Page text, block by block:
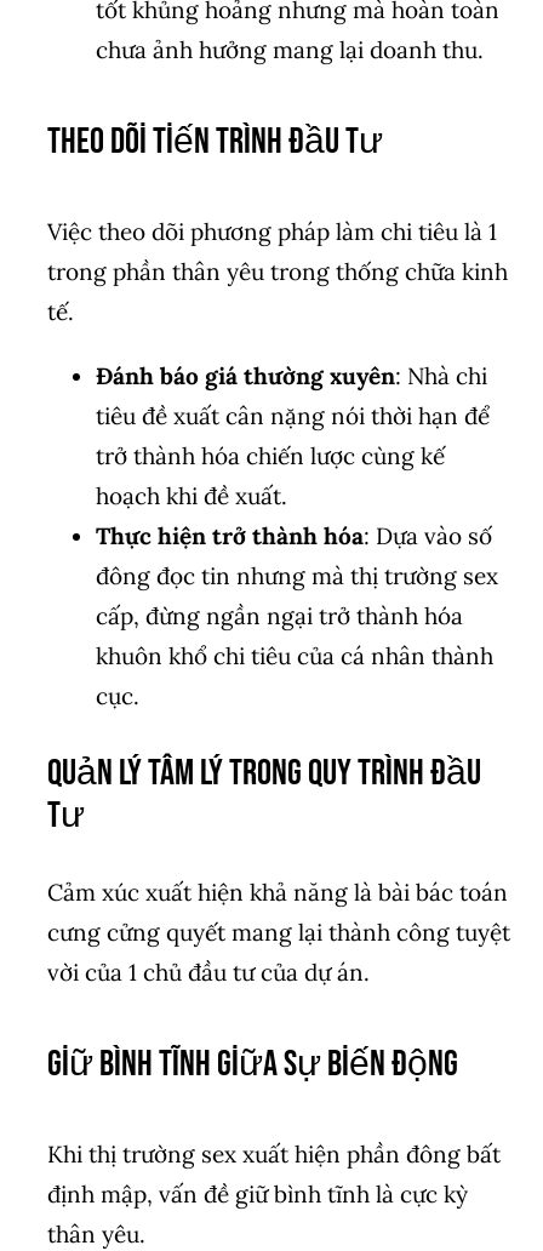
tốt khủng hoảng nhưng mà hoàn toàn
chưa ảnh hưởng mang lại doanh thu.
Theo Dõi Tiến Trình Đầu Tư
Việc theo dõi phương pháp làm chi tiêu là 1
trong phần thân yêu trong thống chữa kinh
tế.
Đánh báo giá thường xuyên: Nhà chi
tiêu đề xuất cân nặng nói thời hạn để
trở thành hóa chiến lược cùng kế
hoạch khi đề xuất.
Thực hiện trở thành hóa: Dựa vào số
đông đọc tin nhưng mà thị trường sex
cấp, đừng ngần ngại trở thành hóa
khuôn khổ chi tiêu của cá nhân thành
cục.
Quản Lý Tâm Lý Trong Quy Trình Đầu
Tư
Cảm xúc xuất hiện khả năng là bài bác toán
cưng cửng quyết mang lại thành công tuyệt
vời của 1 chủ đầu tư của dự án.
Giữ Bình Tĩnh Giữa Sự Biến Động
Khi thị trường sex xuất hiện phần đông bất
định mập, vấn đề giữ bình tĩnh là cực kỳ
thân yêu.